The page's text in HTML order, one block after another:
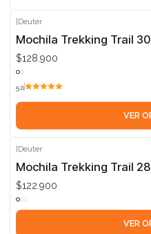
|Deuter
Mochila Trekking Trail
$128.900
5.0
VER
|Deuter
Mochila Trekking Trail
$122.900
VER